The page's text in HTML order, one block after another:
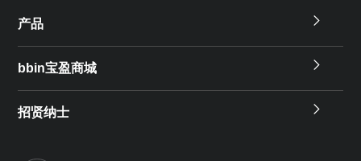
产品
bbin宝盈商城
招贤纳士